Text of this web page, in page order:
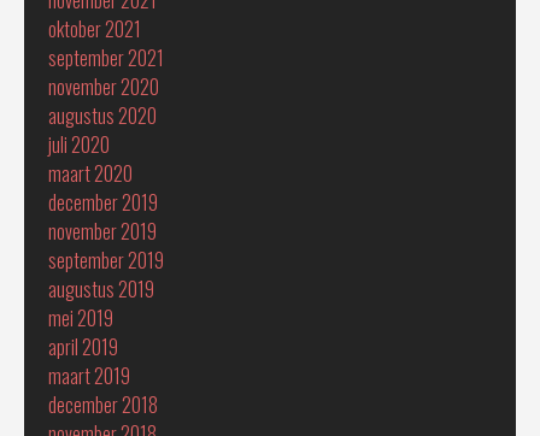
oktober 2021
september 2021
november 2020
augustus 2020
juli 2020
maart 2020
december 2019
november 2019
september 2019
augustus 2019
mei 2019
april 2019
maart 2019
december 2018